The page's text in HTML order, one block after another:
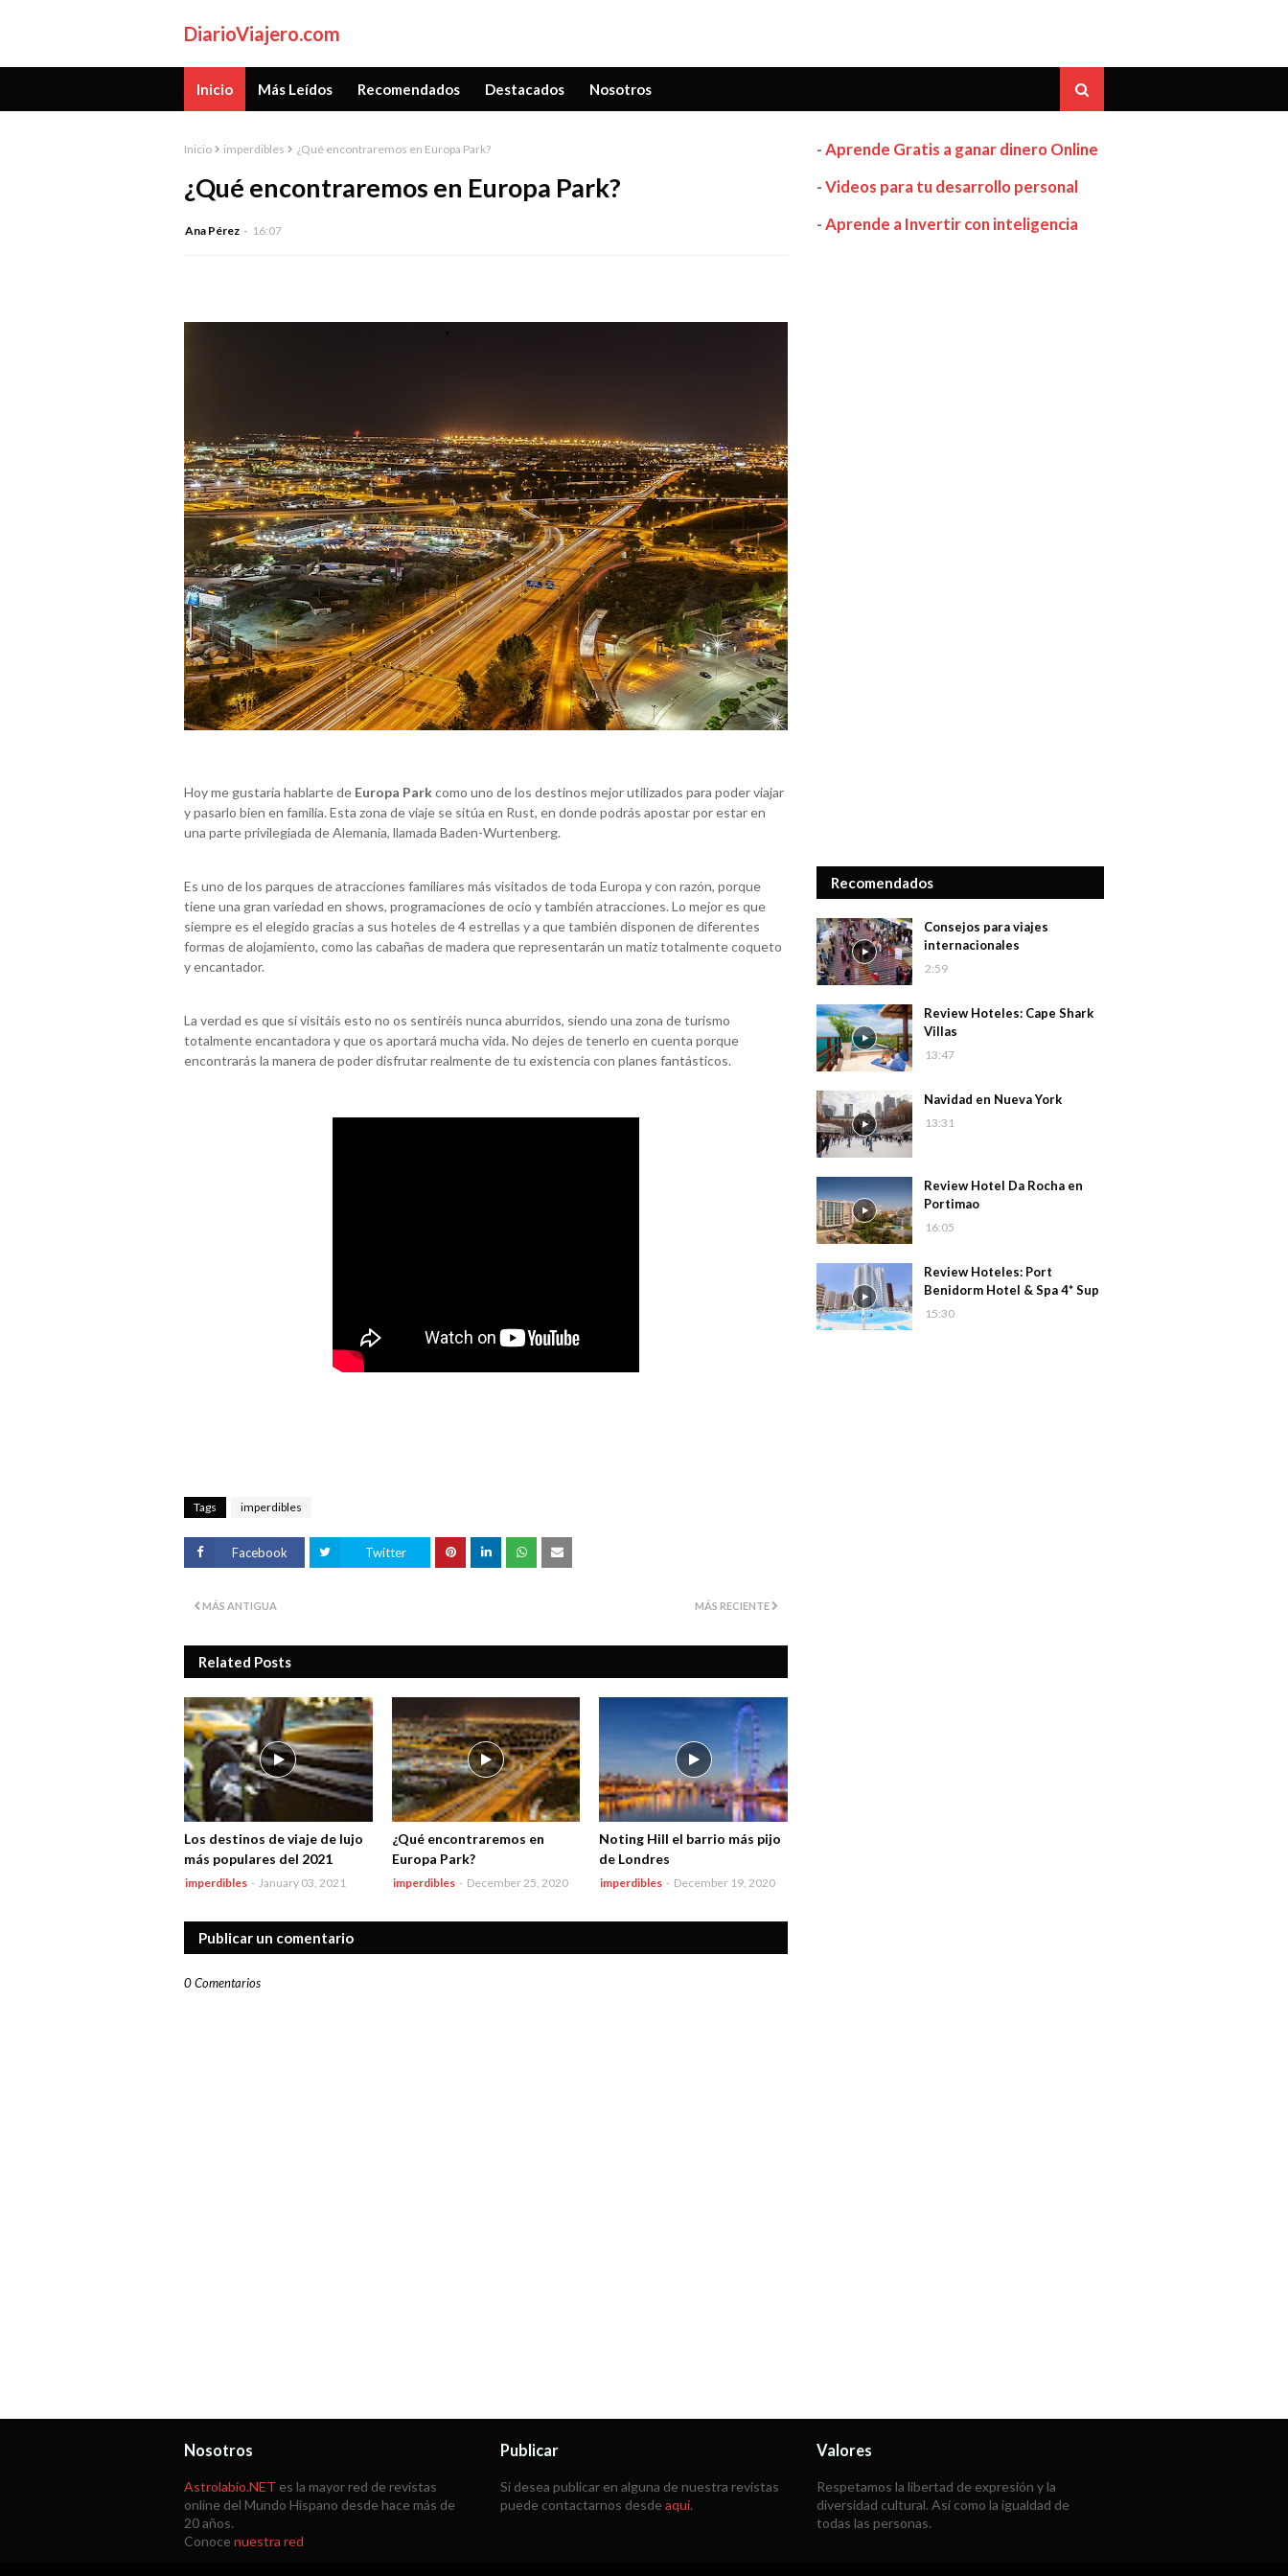
DiarioViajero.com
Inicio Más Leídos Recomendados Destacados Nosotros
Inicio imperdibles ¿Qué encontraremos en Europa Park?
¿Qué encontraremos en Europa Park?
Ana Pérez 16:07
Hoy me gustaría hablarte de Europa Parkcomo uno de los destinos mejor utilizados para poder viajar
y pasarlo bien en familia. Esta zona de viaje se sitúa en Rust, en donde podrás apostar por estar en
una parte privilegiada de Alemania, llamada Baden-Wurtenberg.
Es uno de los parques de atracciones familiares más visitados de toda Europa y con razón, porque
tiene una gran variedad en shows, programaciones de ocio y también atracciones. Lo mejor es que
siempre es el elegido gracias a sus hoteles de 4 estrellas y a que también disponen de diferentes
formas de alojamiento, como las cabañas de madera que representarán un matiz totalmente coqueto
y encantador.
La verdad es que si visitáis esto no os sentiréis nunca aburridos, siendo una zona de turismo
totalmente encantadora y que os aportará mucha vida. No dejes de tenerlo en cuenta porque
encontrarás la manera de poder disfrutar realmente de tu existencia con planes fantásticos.
Tags imperdibles
Facebook Twitter
MÁS RECIENTE
MÁS ANTIGUA
Related Posts
Los destinos de viaje de lujo
más populares del 2021
imperdibles - January 03, 2021
¿Qué encontraremos en
Europa Park?
imperdibles - December 25, 2020
Noting Hill el barrio más pijo
de Londres
imperdibles - December 19, 2020
Publicar un comentario
0 Comentarios
-Aprende Gratis a ganar dinero Online
-Videos para tu desarrollo personal
-Aprende a Invertir con inteligencia
Recomendados
Consejos para viajes
internacionales
2:59
Review Hoteles: Cape Shark
Villas
13:47
Navidad en Nueva York
13:31
Review Hotel Da Rocha en
Portimao
16:05
Review Hoteles: Port
Benidorm Hotel & Spa 4* Sup
15:30
Nosotros
Astrolabio.NET es la mayor red de revistas
online del Mundo Hispano desde hace más de
20 años.
Conoce nuestra red
Publicar
Si desea publicar en alguna de nuestra revistas
puede contactarnos desde aquí.
Valores
Respetamos la libertad de expresión y la
diversidad cultural. Así como la igualdad de
todas las personas.